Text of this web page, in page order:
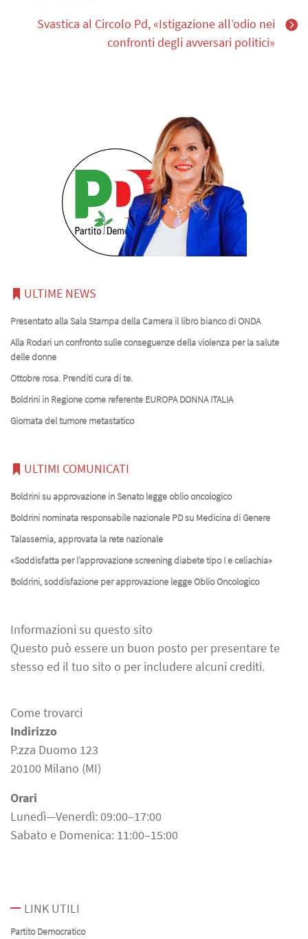
Svastica al Circolo Pd, «Istigazione all’odio nei
confronti degli avversari politici»
ULTIME NEWS
Presentato alla Sala Stampa della Camera il libro bianco di ONDA
Alla Rodari un confronto sulle conseguenze della violenza per la salute
delle donne
Ottobre rosa. Prenditi cura di te.
Boldrini in Regione come referente EUROPA DONNA ITALIA
Giornata del tumore metastatico
ULTIMI COMUNICATI
Boldrini su approvazione in Senato legge oblio oncologico
Boldrini nominata responsabile nazionale PD su Medicina di Genere
Talassemia, approvata la rete nazionale
«Soddisfatta per l’approvazione screening diabete tipo I e celiachia»
Boldrini, soddisfazione per approvazione legge Oblio Oncologico
Informazioni su questo sito
Questo può essere un buon posto per presentare te
stesso ed il tuo sito o per includere alcuni crediti.
Come trovarci
Indirizzo
P.zza Duomo 123
20100 Milano (MI)
Orari
Lunedì—Venerdì: 09:00–17:00
Sabato e Domenica: 11:00–15:00
LINK UTILI
Partito Democratico